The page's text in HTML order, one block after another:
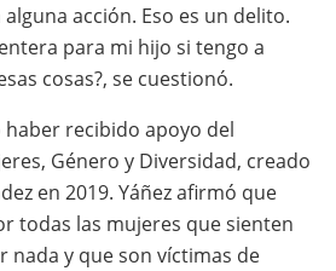
acción. Eso es un delito.
para mi hijo si tengo a
cosas?, se cuestionó.
recibido apoyo del
Género y Diversidad, creado
en 2019. Yáñez afirmó que
todas las mujeres que sienten
nada y que son víctimas de